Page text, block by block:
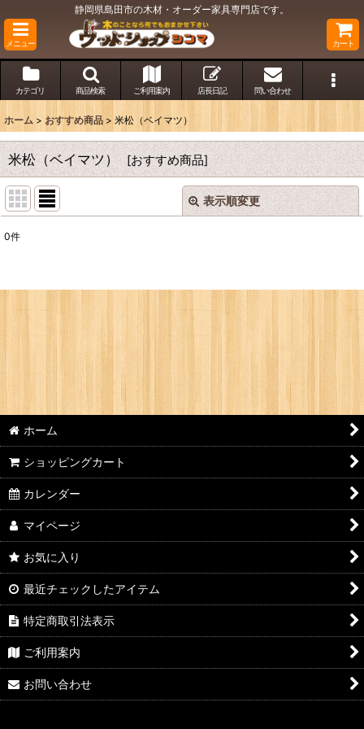
静岡県島田市の木材・オーダー家具専門店です。
メニュー カート
カテゴリ 商品検索 ご利用案内 店長日記 問い合わせ
ホーム > おすすめ商品 > 米松（ベイマツ）
米松（ベイマツ） [おすすめ商品]
表示順変更
並び順:
絞り込む
閉じる
0件
ホーム
ショッピングカート
カレンダー
マイページ
お気に入り
最近チェックしたアイテム
特定商取引法表示
ご利用案内
お問い合わせ